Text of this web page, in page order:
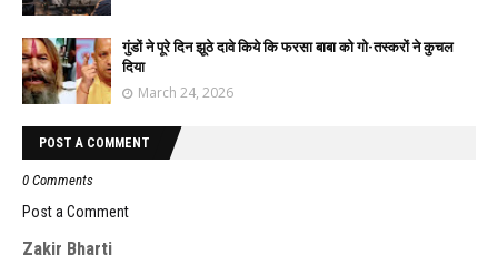
गुंडों ने पूरे दिन झूठे दावे किये कि फरसा बाबा को गो-तस्करों ने कुचल
दिया
March 24, 2026
POST A COMMENT
0 Comments
Post a Comment
Zakir Bharti